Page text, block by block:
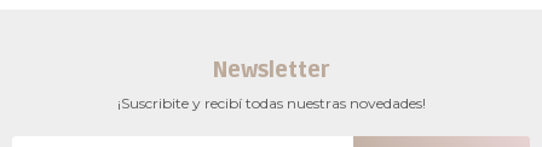
Newsletter
¡Suscribite y recibí todas nuestras novedades!